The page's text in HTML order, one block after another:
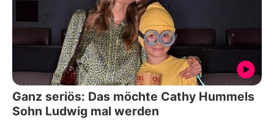
Ganz seriös: Das möchte Cathy Hummels
Sohn Ludwig mal werden